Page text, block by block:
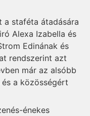
a staféta átadására
Alexa Izabella és
Edinának és
rendszerint azt
már az alsóbb
a közösségért
énekes